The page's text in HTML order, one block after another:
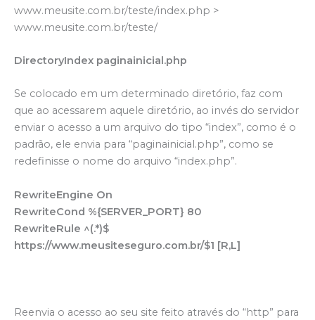
www.meusite.com.br/teste/index.php >
www.meusite.com.br/teste/
DirectoryIndex paginainicial.php
Se colocado em um determinado diretório, faz com
que ao acessarem aquele diretório, ao invés do servidor
enviar o acesso a um arquivo do tipo “index”, como é o
padrão, ele envia para “paginainicial.php”, como se
redefinisse o nome do arquivo “index.php”.
RewriteEngine On
RewriteCond %{SERVER_PORT} 80
RewriteRule ^(.*)$
https://www.meusiteseguro.com.br/$1 [R,L]
Reenvia o acesso ao seu site feito através do “http” para